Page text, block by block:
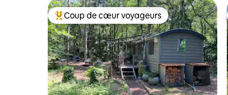
Coups de cœur voyageurs les plus appréciés
Coup de cœur voyageurs